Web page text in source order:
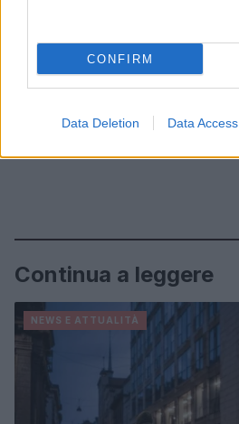
CONFIRM
Data Deletion Data Access
Continua a leggere
NEWS E ATTUALITÀ